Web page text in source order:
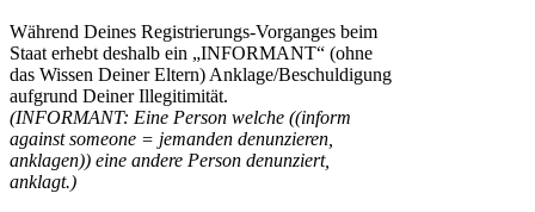
Während Deines Registrierungs-Vorganges beim
Staat erhebt deshalb ein „INFORMANT“ (ohne
das Wissen Deiner Eltern) Anklage/Beschuldigung
aufgrund Deiner Illegitimität.
(INFORMANT: Eine Person welche ((inform
against someone = jemanden denunzieren,
anklagen)) eine andere Person denunziert,
anklagt.)